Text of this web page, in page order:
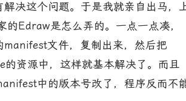
决这个问题。于是我就亲自出马，
Edraw是怎么弄的。一点一点凑，
文件，复制出来，然后把
资源中，这样就基本解决了。而且
中的版本号改了，程序反而不